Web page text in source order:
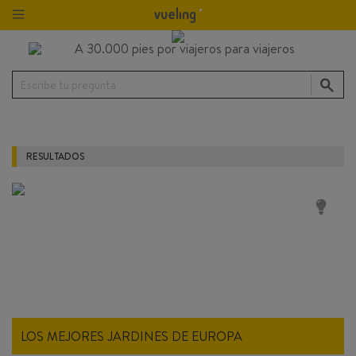
Escribe tu pregunta
RESULTADOS
LOS MEJORES JARDINES DE EUROPA